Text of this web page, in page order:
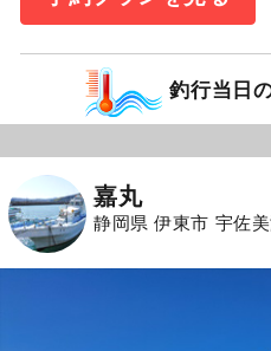
釣行当日
嘉丸
静岡県 伊東市 宇佐